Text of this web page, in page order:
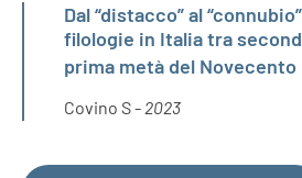
Dal “distacco” al
filologie in Italia tra
prima metà del Novecento
Covino S - 2023